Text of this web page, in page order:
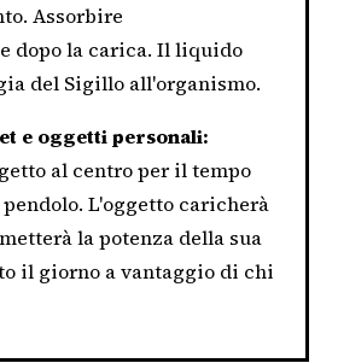
Assorbire
dopo la carica. Il liquido
del Sigillo all'organismo.
e oggetti personali:
al centro per il tempo
L'oggetto caricherà
la potenza della sua
il giorno a vantaggio di chi